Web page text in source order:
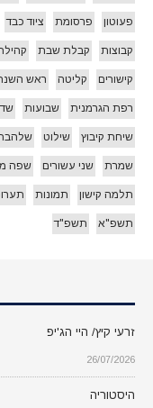
פעוטון פרסומת ציוד כבד
קבוצות קבלת שבת
קישורים קליטה ראש
רפת הגרמנית שבועות
שיחת קיבוץ שילוט
שמרת שני עשורים שפה
תלמה קישון תמונות
תשפ"א תשפ"ד
זרעי קיץ/ היי הג'יפ
26/07/2026
היסטוריה